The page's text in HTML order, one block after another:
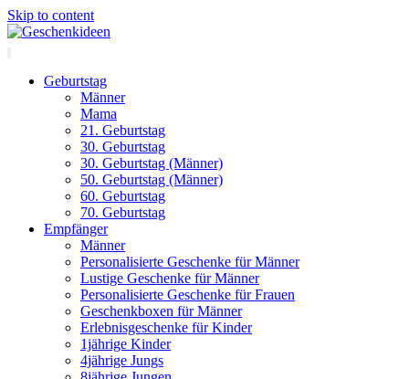
Skip to content
Geburtstag
Männer
Mama
21. Geburtstag
30. Geburtstag
30. Geburtstag (Männer)
50. Geburtstag (Männer)
60. Geburtstag
70. Geburtstag
Empfänger
Männer
Personalisierte Geschenke für Männer
Lustige Geschenke für Männer
Personalisierte Geschenke für Frauen
Geschenkboxen für Männer
Erlebnisgeschenke für Kinder
1jährige Kinder
4jährige Jungs